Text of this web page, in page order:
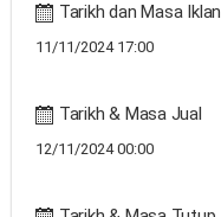
Tarikh dan Masa Iklan
11/11/2024 17:00
Tarikh & Masa Jual
12/11/2024 00:00